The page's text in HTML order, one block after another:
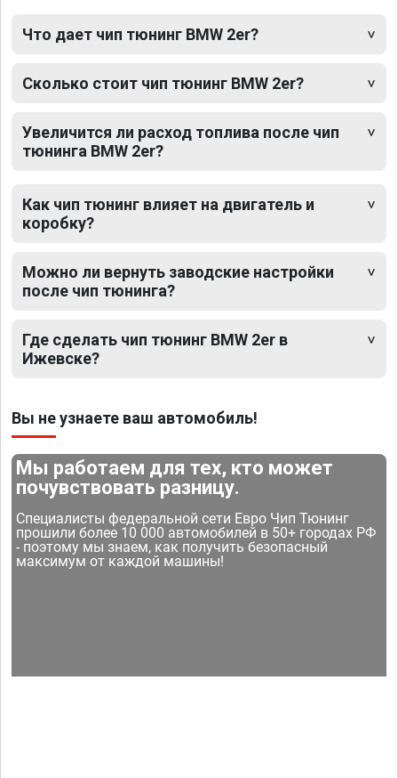
Что дает чип тюнинг BMW 2er?
Сколько стоит чип тюнинг BMW 2er?
Увеличится ли расход топлива после чип
тюнинга BMW 2er?
Как чип тюнинг влияет на двигатель и
коробку?
Можно ли вернуть заводские настройки
после чип тюнинга?
Где сделать чип тюнинг BMW 2er в
Ижевске?
Вы не узнаете ваш автомобиль!
Мы работаем для тех, кто может
почувствовать разницу.
Специалисты федеральной сети Евро Чип Тюнинг
прошили более 10 000 автомобилей в 50+ городах РФ
- поэтому мы знаем, как получить безопасный
максимум от каждой машины!